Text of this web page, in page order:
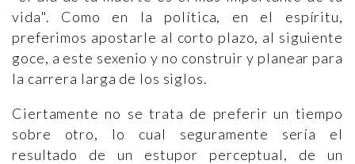
vida". Como en la política, en el espíritu,
preferimos apostarle al corto plazo, al siguiente
goce, a este sexenio y no construir y planear para
la carrera larga de los siglos.
Ciertamente no se trata de preferir un tiempo
sobre otro, lo cual seguramente sería el
resultado de un estupor perceptual, de un